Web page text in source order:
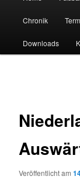
Inhalt
wechseln
sekundären
Inhalt
Chronik
Downloads
Veröffentlicht am